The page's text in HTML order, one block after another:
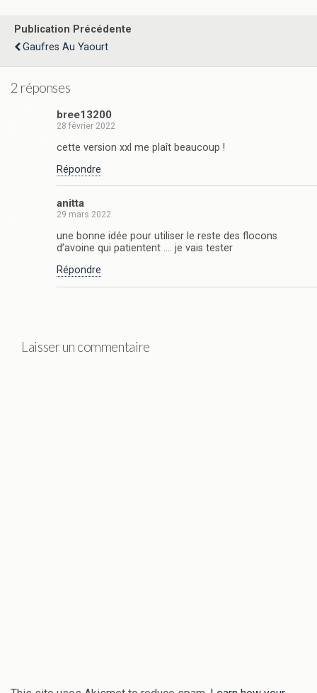
Publication Précédente
Gaufres Au Yaourt
2 réponses
bree13200
28 février 2022
cette version xxl me plaît beaucoup !
Répondre
anitta
29 mars 2022
une bonne idée pour utiliser le reste des flocons
d’avoine qui patientent …. je vais tester
Répondre
Laisser un commentaire